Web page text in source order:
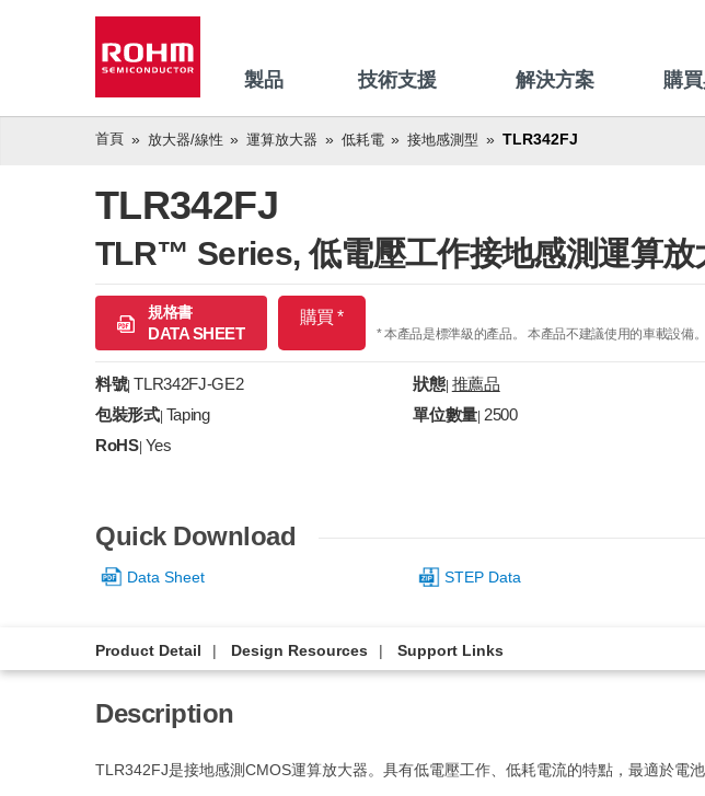
製品 技術支援 解決方案 購
首頁 放大器/線性 運算放大器 低耗電 接地感測型 TLR342FJ
TLR342FJ
TLR™ Series, 低電壓工作接地感測運算放
規格書
DATA SHEET
購買 *
* 本產品是標準級的產品。 本產品不建議使用的車載設備。
料號| TLR342FJ-GE2 狀態| 推薦品
包裝形式| Taping 單位數量 |2500
RoHS| Yes
Quick Download
Data Sheet STEP Data
Product Detail Design Resources Support Links
Description
TLR342FJ是接地感測CMOS運算放大器。具有低電壓工作、低耗電流的特點，最適於電